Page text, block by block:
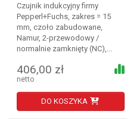
Czujnik indukcyjny firmy
Pepperl+Fuchs, zakres = 15
mm, czoło zabudowane,
Namur, 2-przewodowy /
normalnie zamknięty (NC),...
406,00 zł
netto
DO KOSZYKA